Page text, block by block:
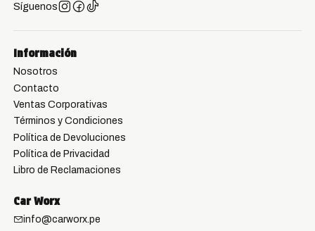
Síguenos
Información
Nosotros
Contacto
Ventas Corporativas
Términos y Condiciones
Política de Devoluciones
Política de Privacidad
Libro de Reclamaciones
Car Worx
info@carworx.pe